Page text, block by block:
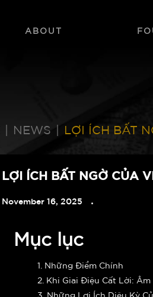
ABOUT
| NEWS | LỢI ÍCH BẤT
LỢI ÍCH BẤT NGỜ CỦA
November 16, 2025
Mục lục
1. Những Điểm Chính
2. Khi Giai Điệu Cất Lời:
3. Những Lợi Ích Diệu Kỳ